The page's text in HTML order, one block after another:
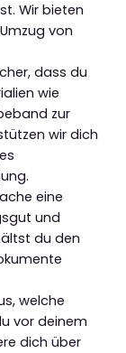
Wir bieten
von
dass du
wie
zur
wir dich
eine
und
du den
welche
vor deinem
dich über